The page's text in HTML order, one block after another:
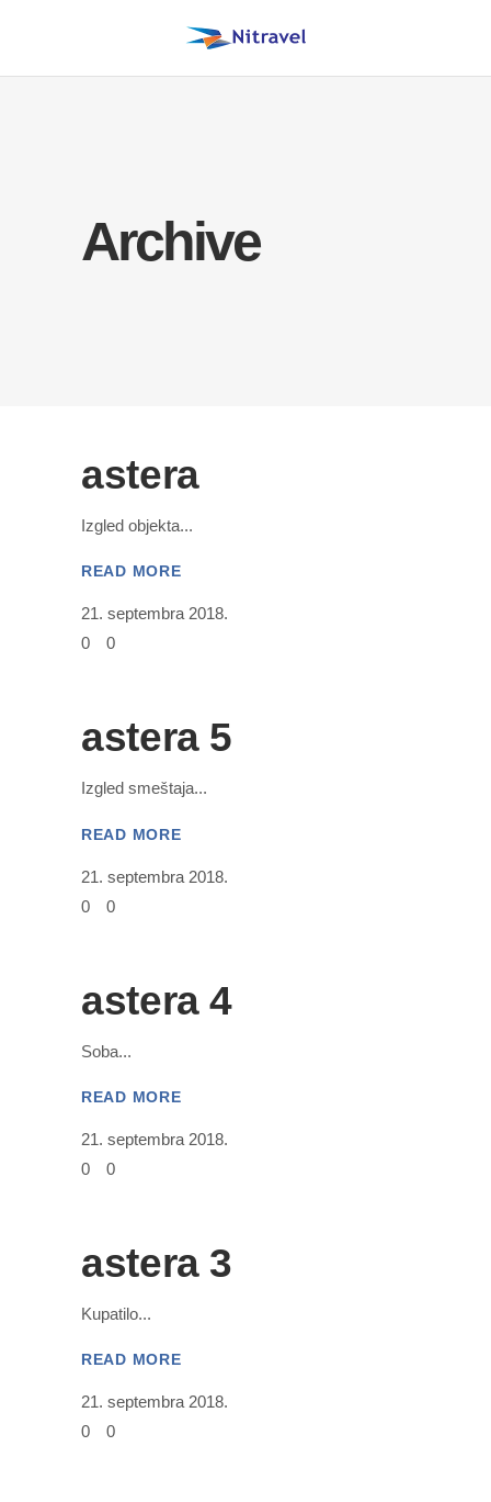
Archive
astera
Izgled objekta
READ MORE
21. septembra 2018.
0
0
astera 5
Izgled smeštaja
READ MORE
21. septembra 2018.
0
0
astera 4
Soba
READ MORE
21. septembra 2018.
0
0
astera 3
Kupatilo
READ MORE
21. septembra 2018.
0
0